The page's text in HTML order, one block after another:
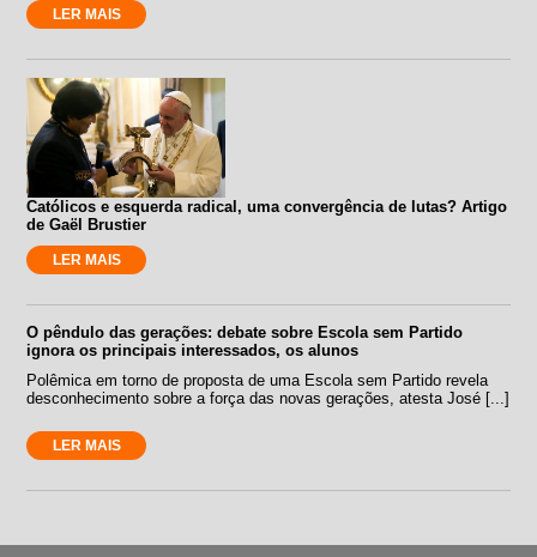
LER MAIS
Católicos e esquerda radical, uma convergência de lutas? Artigo
de Gaël Brustier
LER MAIS
O pêndulo das gerações: debate sobre Escola sem Partido
ignora os principais interessados, os alunos
Polêmica em torno de proposta de uma Escola sem Partido revela
desconhecimento sobre a força das novas gerações, atesta José [...]
LER MAIS